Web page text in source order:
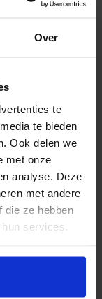
Over
te
te bieden
Ook delen we
met onze
analyse. Deze
met andere
die ze hebben
services.
onze